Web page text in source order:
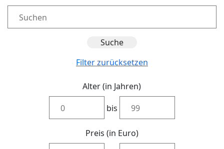
Filter zurücksetzen
Alter (in Jahren)
bis
Preis (in Euro)